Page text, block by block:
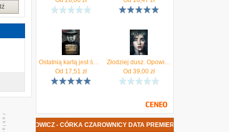
Ostatnią kartą jest śmierć - Anna Klejzerowicz
Od 17,51 zł
Złodziej dusz. Opowieści niesamowite (Audiobook)
Od 39,00zł
- CÓRKA CZAROWNICY DATA PREMIERY